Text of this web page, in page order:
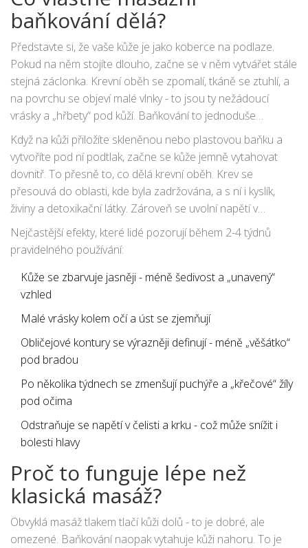
chirurga.
baňkování dělá?
Představte si, že vaše kůže je jako koberce na podlaze.
Pokud na něm stojíte dlouho, začne se v něm vytvářet stále
stejná záclonka. Krevní oběh se zpomalí, tkáně se ztuhlí, a
na povrchu se objeví malé vlnky - to jsou ty nežádoucí
vrásky a „hřbety“ pod kůží. Baňkování to jednoduše
odstraní - ale jinak než kozmetickým laserem.
Když na kůži přiložíte skleněnou nebo plastovou baňku a
vytvoříte pod ní podtlak, začne se kůže jemně vytahovat
dovnitř. To přesně to, co dělá krevní oběh. Krev se
přesouvá do oblasti, kde byla zadržována, a s ní i kyslík,
živiny a detoxikační látky. Zároveň se uvolní napětí v
hlubokých vrstvách tkáně - tam, kde normální masáž
nedosáhne.
Nejčastější efekty, které lidé pozorují během 2-4 týdnů
pravidelného používání:
Kůže se zbarvuje jasněji - méně šedivost a „unavený“
vzhled
Malé vrásky kolem očí a úst se zjemňují
Obličejové kontury se výrazněji definují - méně „věšátko“
pod bradou
Po několika týdnech se zmenšují puchýře a „křečové“ žíly
pod očima
Odstraňuje se napětí v čelisti a krku - což může snížit i
bolesti hlavy
Proč to funguje lépe než
klasická masáž?
Obvyklá masáž tlakem tlačí kůži dolů - to je dobré, ale
omezené. Baňkování naopak vytahuje kůži nahoru. To je